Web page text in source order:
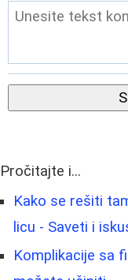
Pročitajte i...
Kako se rešiti
licu - Saveti i
Komplikacije sa